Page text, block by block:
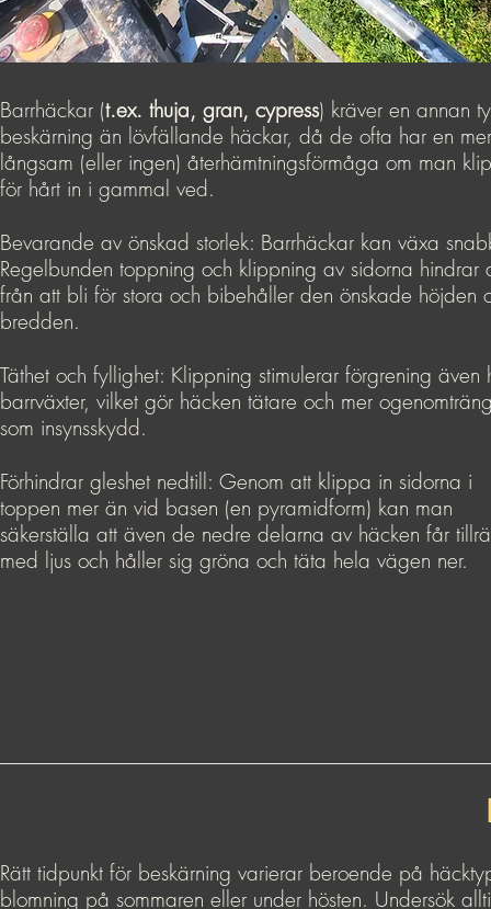
Barrhäckar (t.ex. thuja, gran, cypress) kräver en annan
beskärning än lövfällande häckar, då de ofta har en mer
långsam (eller ingen) återhämtningsförmåga om man
för hårt in i gammal ved.
Bevarande av önskad storlek: Barrhäckar kan växa
Regelbunden toppning och klippning av sidorna hindrar
från att bli för stora och bibehåller den önskade höjden
bredden.
Täthet och fyllighet: Klippning stimulerar förgrening även
barrväxter, vilket gör häcken tätare och mer
som insynsskydd.
Förhindrar gleshet nedtill: Genom att klippa in sidorna i
toppen mer än vid basen (en pyramidform) kan man
säkerställa att även de nedre delarna av häcken får
med ljus och håller sig gröna och täta hela vägen ner.
Rätt tidpunkt för beskärning varierar beroende på
blomning på sommaren eller under hösten. Undersök